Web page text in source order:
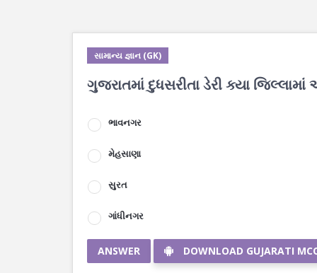
સામાન્ય જ્ઞાન (GK)
ગુજરાતમાં દુધસરીતા ડેરી ક્યા
ભાવનગર
મેહસાણા
સુરત
ગાંધીનગર
ANSWER DOWNLOAD GUJARATI